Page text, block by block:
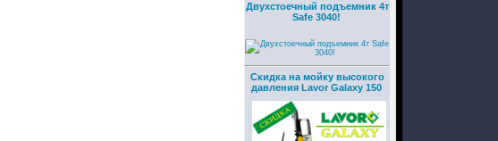
Двухстоечный подъемник 4т
Safe 3040!
Скидка на мойку высокого
давления Lavor Galaxy 150